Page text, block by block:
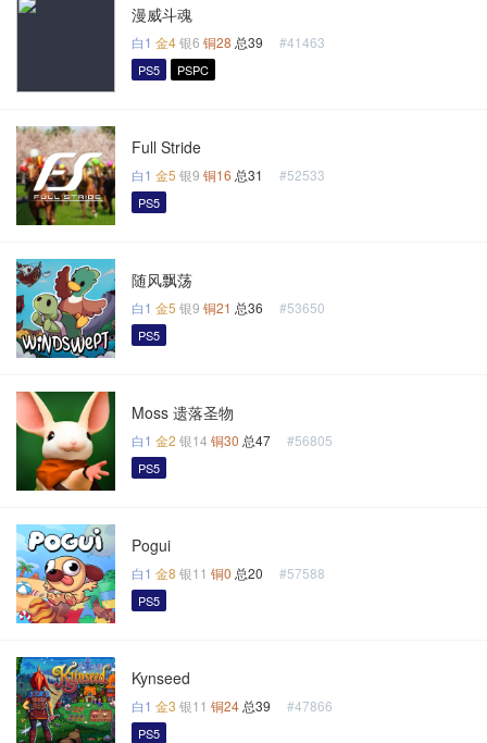
漫威斗魂
白1 金4银6 铜28 总39 #41463
PS5 PSPC
Full Stride
白1 金5 银9 铜16 总31 #52533
PS5
随风飘荡
白1 金5 银9 铜21 总36 #53650
PS5
Moss 遗落圣物
白1 金2 银14 铜30 总47 #56805
PS5
Pogui
白1 金8 银11 铜0 总20 #57588
PS5
Kynseed
白1 金3 银11 铜24 总39 #47866
PS5